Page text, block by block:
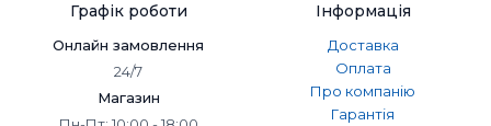
Графік роботи
Онлайн замовлення
24/7
Магазин
Інформація
Доставка
Оплата
Про компанію
Гарантія